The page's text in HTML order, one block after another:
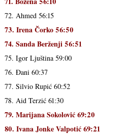
72. Ahmed 56:15
73. Irena Čorko 56:50
74. Sanda Berženji 56:51
75. Igor Ljuština 59:00
76. Đani 60:37
77. Silvio Rupić 60:52
78. Aid Terzić 61:30
79. Marijana Sokolović 69:20
80. Ivana Jonke Valpotić 69:21